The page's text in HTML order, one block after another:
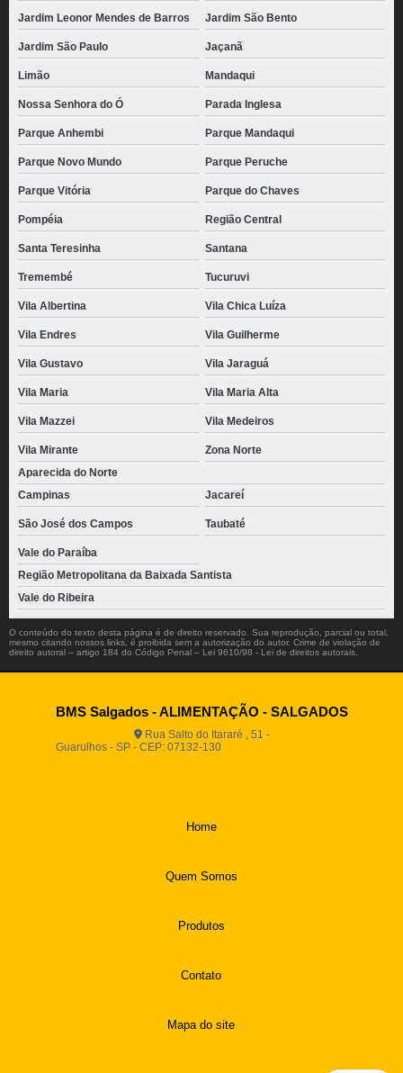
Jardim Leonor Mendes de Barros Jardim São Bento
Jardim São Paulo Jaçanã
Limão Mandaqui
Nossa Senhora do Ó Parada Inglesa
Parque Anhembi Parque Mandaqui
Parque Novo Mundo Parque Peruche
Parque Vitória Parque do Chaves
Pompéia Região Central
Santa Teresinha Santana
Tremembé Tucuruvi
Vila Albertina Vila Chica Luíza
Vila Endres Vila Guilherme
Vila Gustavo Vila Jaraguá
Vila Maria Vila Maria Alta
Vila Mazzei Vila Medeiros
Vila Mirante
Zona Norte
Aparecida do Norte
Campinas
Jacareí
São José dos Campos Taubaté
Vale do Paraíba
Região Metropolitana da Baixada Santista
Vale do Ribeira
O conteúdo do texto desta página é de direito reservado. Sua reprodução, parcial ou total,
mesmo citando nossos links, é proibida sem a autorização do autor. Crime de violação de
direito autoral – artigo 184 do Código Penal – Lei 9610/98 - Lei de direitos autorais
BMS Salgados - ALIMENTAÇÃO - SALGADOS
Rua Salto do Itararé , 51 -
Guarulhos - SP - CEP: 07132-130
Home
Quem Somos
Produtos
Contato
Mapa do site